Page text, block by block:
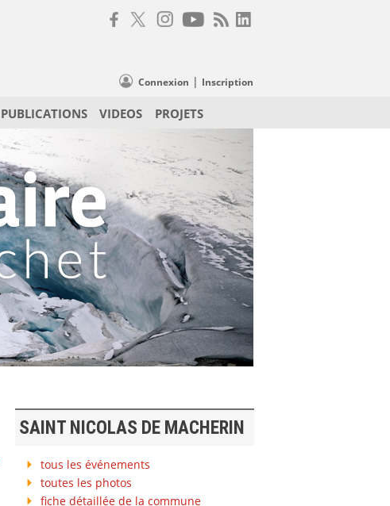
Connexion | Inscription
PUBLICATIONS VIDEOS PROJETS
SAINT NICOLAS DE MACHERIN
tous les événements
toutes les photos
fiche détaillée de la commune